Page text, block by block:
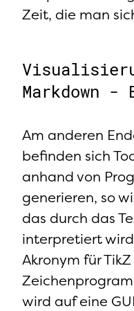
Zeit, die man
Markdown
Am anderen
befinden sich
anhand von
generieren, so
das durch das
interpretiert
Akronym für
wird auf eine